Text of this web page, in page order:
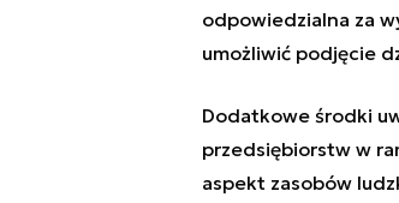
odpowiedzialna za
umożliwić podjęcie
Dodatkowe środki
przedsiębiorstw w
aspekt zasobów